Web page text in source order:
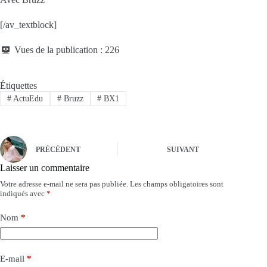
[/av_textblock]
Vues de la publication : 226
Étiquettes
#ActuEdu #Bruzz # BX1
PRÉCÉDENT SUIVANT
Laisser un commentaire
Votre adresse e-mail ne sera pas publiée. Les champs obligatoires sont
indiqués avec *
Nom *
E-mail *